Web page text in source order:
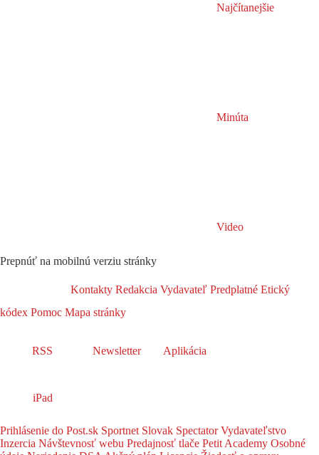
Najčítanejšie
Minúta
Video
Prepnúť na mobilnú verziu stránky
Kontakty Redakcia Vydavateľ Predplatné Etický
kódex Pomoc Mapa stránky
RSS Newsletter Aplikácia
iPad
Prihlásenie do Post.sk Sportnet Slovak SpectatorVydavateľstvo
Inzercia Návštevnosť webu Predajnosť tlače Petit Academy Osobné